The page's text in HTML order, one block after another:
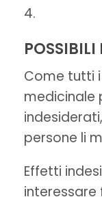
POSSIBILI
Come tutti
medicinale
persone li
Effetti
interessare